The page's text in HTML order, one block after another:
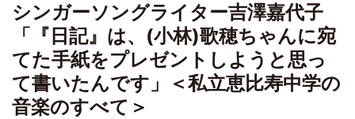
シンガーソングライター吉澤嘉代子
「『日記』は、(小林)歌穂ちゃんに宛
てた手紙をプレゼントしようと思っ
て書いたんです」＜私立恵比寿中学の
音楽のすべて＞